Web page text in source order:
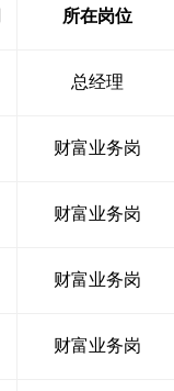
所在岗位
总经理
财富业务岗
财富业务岗
财富业务岗
财富业务岗